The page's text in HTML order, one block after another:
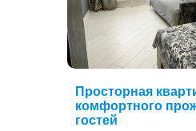
Просторная
комфортного
гостей